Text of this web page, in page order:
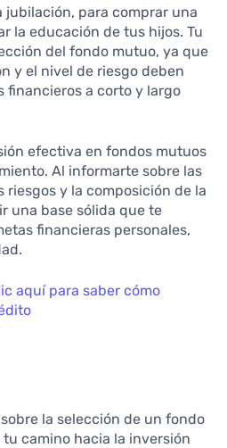
para comprar una
la educación de tus hijos. Tu
del fondo mutuo, ya que
y el nivel de riesgo deben
financieros a corto y largo
efectiva en fondos mutuos
Al informarte sobre las
riesgos y la composición de la
una base sólida que te
financieras personales,
aquí para saber cómo
la selección de un fondo
camino hacia la inversión